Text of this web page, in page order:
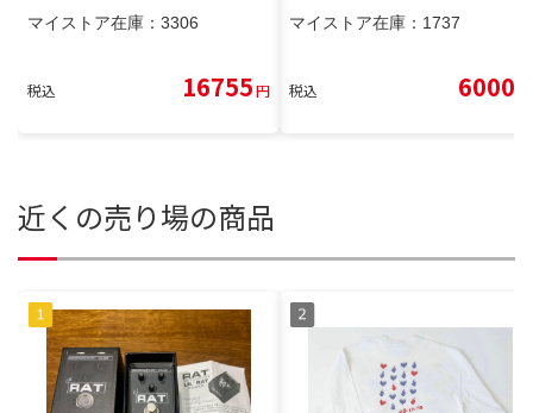
マイストア在庫： 3306
税込 16755円
マイストア在庫： 1737
税込 6000
近くの売り場の商品